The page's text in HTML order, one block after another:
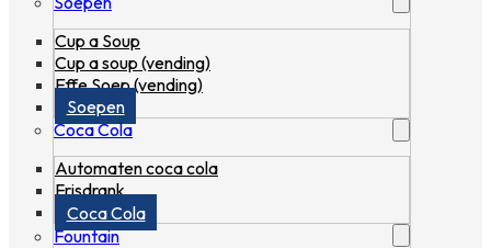
Cup a Soup
Cup a soup (vending)
Effe Soep (vending)
Soepen
Coca Cola
Automaten coca cola
Frisdrank
Coca Cola
Fountain